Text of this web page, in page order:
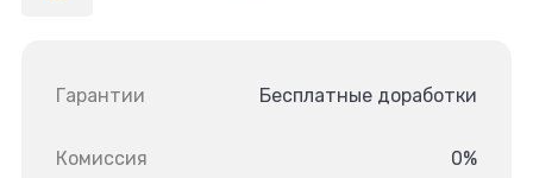
Гарантии Бесплатные доработки
Комиссия 0%